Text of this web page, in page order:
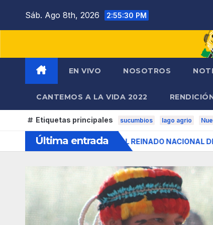
Sáb. Ago 8th, 2026 2:55:31 PM
EN VIVO NOSOTROS
CANTEMOS A LA VIDA 2022
Etiquetas principales sucumbios lago agrio
Última entrada
PARTICIPARÁ EN EL REINADO NACIONAL DEL CAFÉ LA